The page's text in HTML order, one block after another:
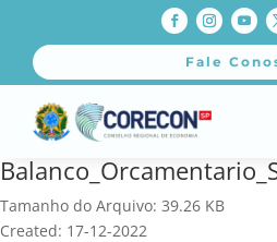
Fale
Tamanho do Arquivo: 39.26 KB
Created: 17-12-2022